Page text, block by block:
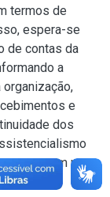
termos de
espera-se
de contas da
a
e
dos
requerem uma